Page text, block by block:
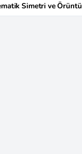
Simetri ve Örüntü